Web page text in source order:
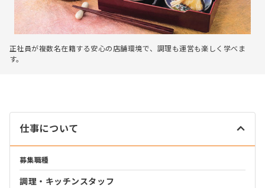
正社員が複数名在籍する安心の店舗環境で、調理も運営も楽しく学べま
す。
仕事について
募集職種
調理・キッチンスタッフ